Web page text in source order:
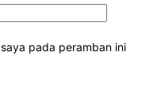
pada peramban ini